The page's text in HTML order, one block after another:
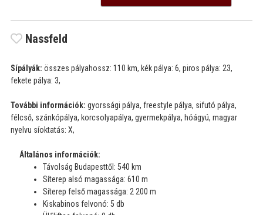
Nassfeld
Sípályák: összes pályahossz: 110 km, kék pálya: 6, piros pálya: 23,
fekete pálya: 3,
További információk: gyorssági pálya, freestyle pálya, sifutó pálya,
félcső, szánkópálya, korcsolyapálya, gyermekpálya, hóágyú, magyar
nyelvu síoktatás: X,
Általános információk:
Távolság Budapesttől: 540 km
Síterep alsó magassága: 610 m
Síterep felső magassága: 2 200 m
Kiskabinos felvonó: 5 db